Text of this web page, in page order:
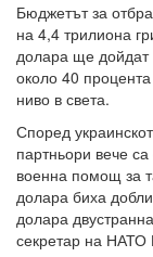
Бюджетът за
на 4,4 трилиона
долара ще дойдат
около 40
ниво в света.
Според
партньори вече
военна помощ за
долара биха
долара
секретар на